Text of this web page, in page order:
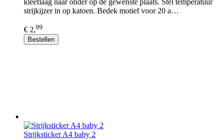
kleeflaag naar onder op de gewenste plaats. Stel temperatuur
strijkijzer in op katoen. Bedek motief voor 20 a…
€ 2,99
Bestellen
Strijksticker A4 baby 2